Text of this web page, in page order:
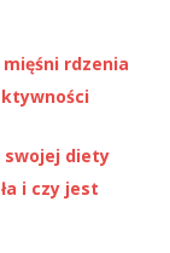
rdzenia
swojej diety
i czy jest